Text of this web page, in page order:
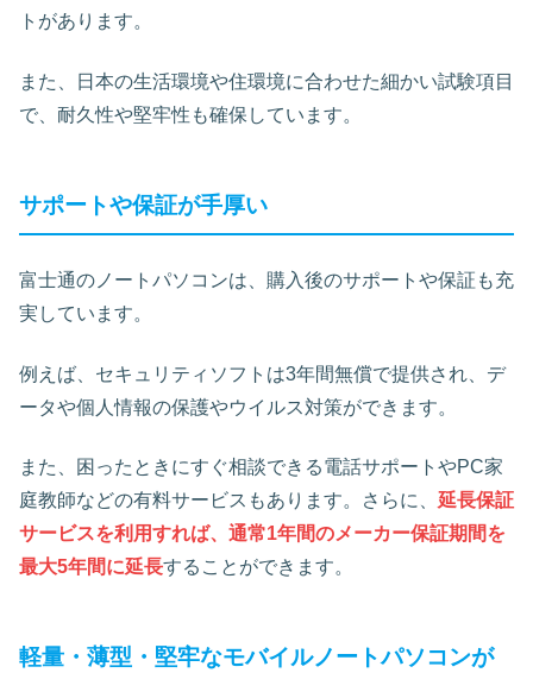
トがあります。
また、日本の生活環境や住環境に合わせた細かい試験項目
で、耐久性や堅牢性も確保しています。
サポートや保証が手厚い
富士通のノートパソコンは、購入後のサポートや保証も充
実しています。
例えば、セキュリティソフトは3年間無償で提供され、デ
ータや個人情報の保護やウイルス対策ができます。
また、困ったときにすぐ相談できる電話サポートやPC家
庭教師などの有料サービスもあります。さらに、 延長保証
サービスを利用すれば、通常1年間のメーカー保証期間を
最大5年間に延長することができます。
軽量・薄型・堅牢なモバイルノートパソコンが